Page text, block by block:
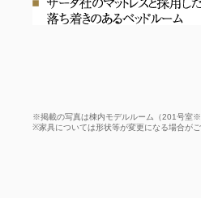
※掲載の写真は棟内モデルルーム（201号室
※家具については形状等が変更になる場合が